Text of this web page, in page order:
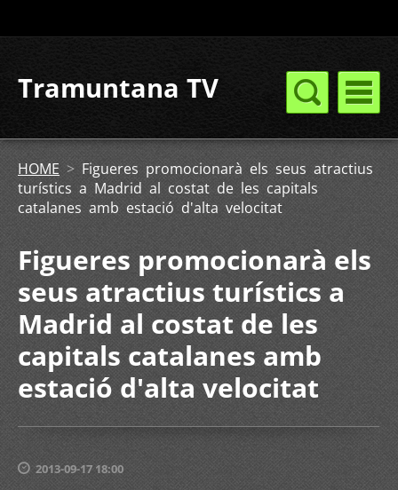
Tramuntana TV
HOME > Figueres promocionarà els seus atractius
turístics a Madrid al costat de les capitals
catalanes amb estació d'alta velocitat
Figueres promocionarà els
seus atractius turístics a
Madrid al costat de les
capitals catalanes amb
estació d'alta velocitat
2013-09-17 18:00